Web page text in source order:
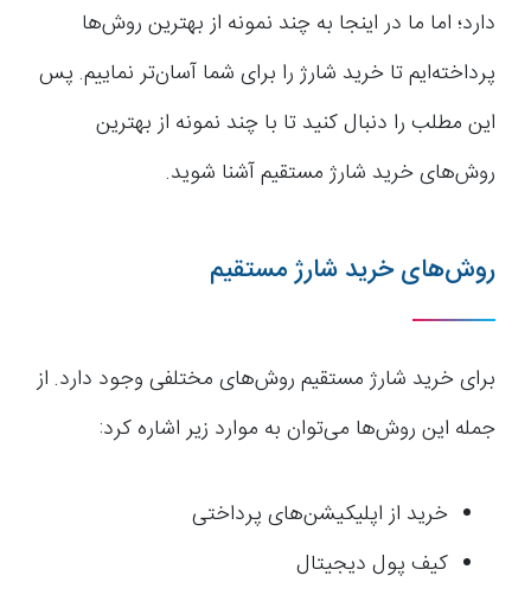
دارد؛ اما ما در اینجا به چند نمونه از بهترین روش‌ها
پرداخته‌ایم تا خرید شارژ را برای شما آسان‌تر نماییم. پس
این مطلب را دنبال کنید تا با چند نمونه از بهترین
روش‌های خرید شارژ مستقیم آشنا شوید.
روش‌های خرید شارژ مستقیم
برای خرید شارژ مستقیم روش‌های مختلفی وجود دارد. از
جمله این روش‌ها می‌توان به موارد زیر اشاره کرد:
خرید از اپلیکیشن‌های پرداختی
کیف پول دیجیتال